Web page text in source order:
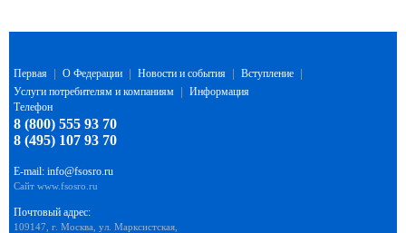
Первая О Федерации Новости и события Вступление
Услуги потребителям и компаниям
Информация
Телефон
8 (800) 555 93 70
8 (495) 107 93 70
E-mail: info@fsosro.ru
Сайт www.fsosro.ru
Почтовый адрес:
109147, г. Москва, ул. Марксистская,